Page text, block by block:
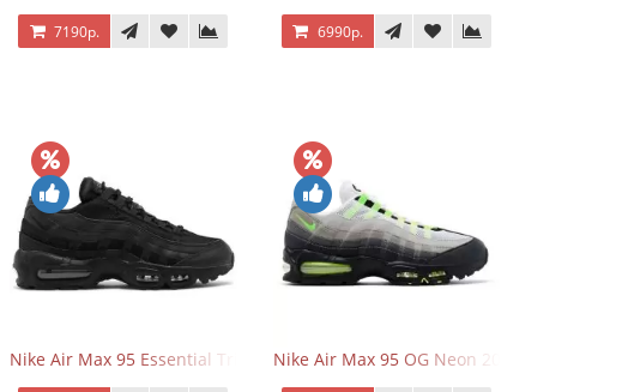
7190р. 6990р.
Nike Air Max 95 Essential Triple BlackNike Air Max 95 OG Neon 2025